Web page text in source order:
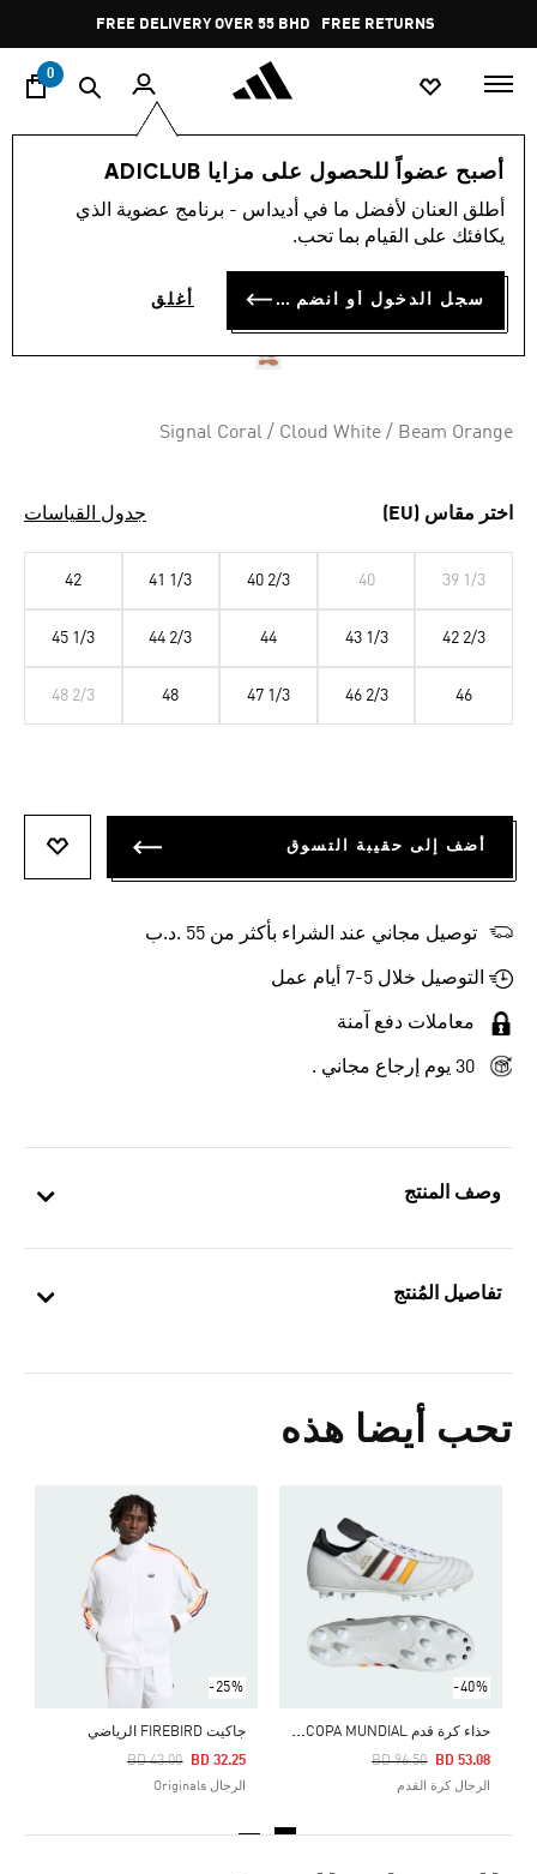
Pause
promotion
rotation
FREE DELIVERY OVER 55 BHD FREE RETURNS
0
أصبح عضواً للحصول على مزايا ADICLUB
أطلق العنان لأفضل ما في أديداس - برنامج عضوية الذي
يكافئك على القيام بما تحب.
سجل الدخول أو انضم الآن أغلق
وصف المنتج
تفاصيل المُنتج
تحب أيضا هذه
-40%
ح
ذاء كرة قدم COPA MUNDIAL للأرضيات الصلبة
Price Reduced From
BD 96.50
To BD 53.08
الرجال كرة القدم
-25%
جاكيت FIREBIRD الرياضي
Price Reduced From
BD 43.00
To BD 32.25
الرجال Originals
الرياضات كرة القدم أحذية
أحذية PREDATOR LEAGUE
الداخلية
BD 46.25
Signal Coral / Cloud White / Beam Orange
اختر مقاس (EU) جدول القياسات
39 1/3
40
40 2/3
41 1/3
42
42 2/3
43 1/3
44
44 2/3
45 1/3
46
46 2/3
47 1/3
48
48 2/3
أضف إلى حقيبة التسوق
توصيل مجاني عند الشراء بأكثر من 55 .د.ب‎
التوصيل خلال 5-7 أيام عمل
معاملات دفع آمنة